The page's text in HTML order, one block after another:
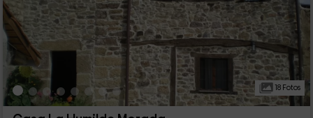
18 Fotos